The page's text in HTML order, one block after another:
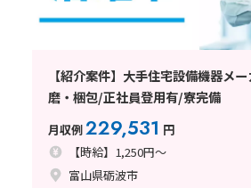
【紹介案件】大手住宅設備機器メ
磨・梱包/正社員登用有/寮完備
月収例229,531 円
【時給】1,250円～
富山県砺波市